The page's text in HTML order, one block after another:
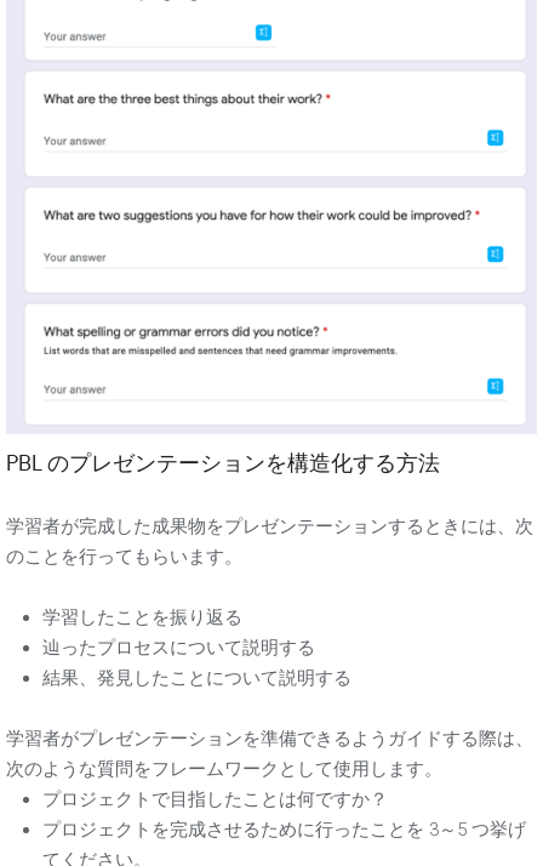
PBL のプレゼンテーションを構造化する方法
学習者が完成した成果物をプレゼンテーションするときには、次
のことを行ってもらいます。
学習したことを振り返る
辿ったプロセスについて説明する
結果、発見したことについて説明する
学習者がプレゼンテーションを準備できるようガイドする際は、
次のような質問をフレームワークとして使用します。
プロジェクトで目指したことは何ですか？
プロジェクトを完成させるために行ったことを 3～5 つ挙げ
てください。